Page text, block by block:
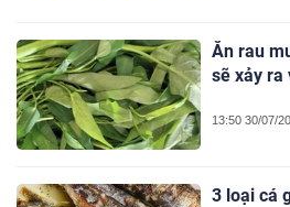
Ăn rau
sẽ xảy ra
13:50 30/07/
3 loại cá